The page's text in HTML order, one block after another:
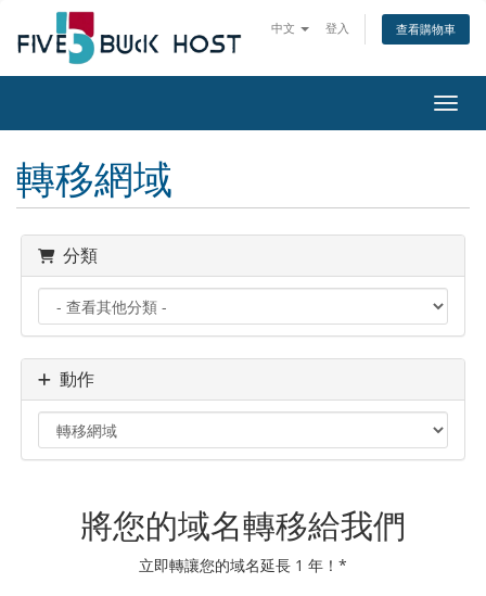
中文 登入 查看購物車
切換
轉移網域
分類
動作
將您的域名轉移給我們
立即轉讓您的域名延長 1 年！*